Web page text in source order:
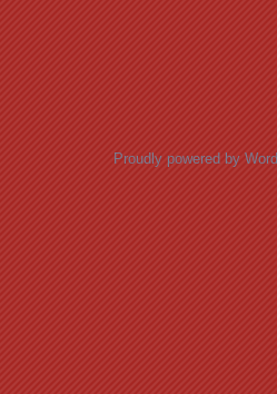
Proudly powered by